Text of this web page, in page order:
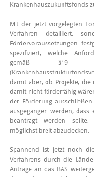
Krankenhauszukunftsfonds
Mit der jetzt vorgelegten
Verfahren detailliert,
Fördervoraussetzungen
spezifiziert, welche
gemäß §19
damit aber, ob Projekte, die
damit nicht förderfähig
der Förderung
ausgegangen werden, dass
beantragt werden sollte,
möglichst breit abzudecken.
Spannend ist jetzt noch
Verfahrens durch die
Anträge an das BAS